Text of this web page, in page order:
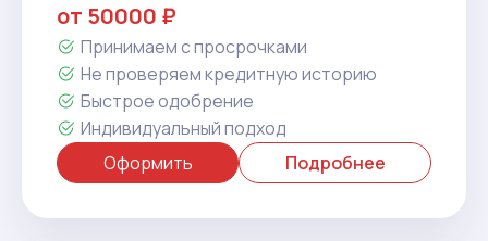
от 50000 ₽
Принимаем с просрочками
Не проверяем кредитную историю
Быстрое одобрение
Индивидуальный подход
Оформить
Подробнее